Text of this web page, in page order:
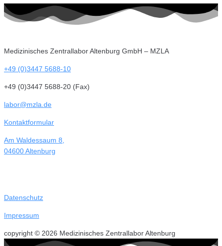
Medizinisches Zentrallabor Altenburg GmbH – MZLA
+49 (0)3447 5688-10
+49 (0)3447 5688-20 (Fax)
labor@mzla.de
Kontaktformular
Am Waldessaum 8,
04600 Altenburg
Datenschutz
Impressum
copyright © 2026 Medizinisches Zentrallabor Altenburg